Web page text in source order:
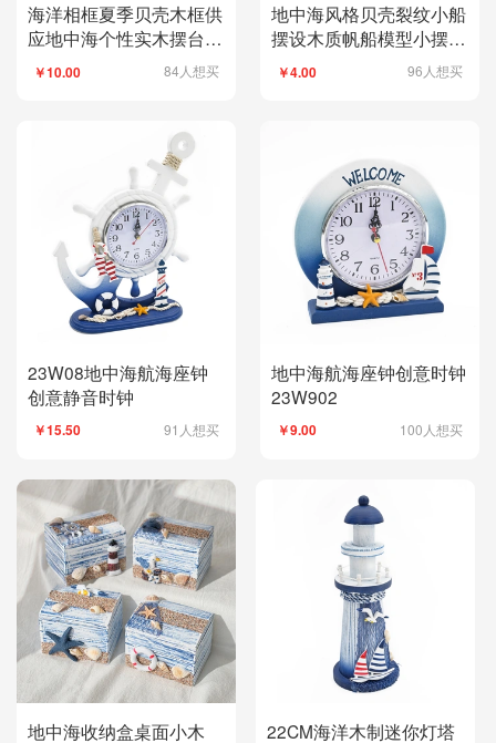
海洋相框夏季贝壳木框供
应地中海个性实木摆台框
架23W15
￥10.00 84人想买
地中海风格贝壳裂纹小船
摆设木质帆船模型小摆件
儿童创意手工艺船
￥4.00 96人想买
23W08地中海航海座钟
创意静音时钟
￥15.50 91人想买
地中海航海座钟创意时钟
23W902
￥9.00 100人想买
地中海收纳盒桌面小木 22CM海洋木制迷你灯塔